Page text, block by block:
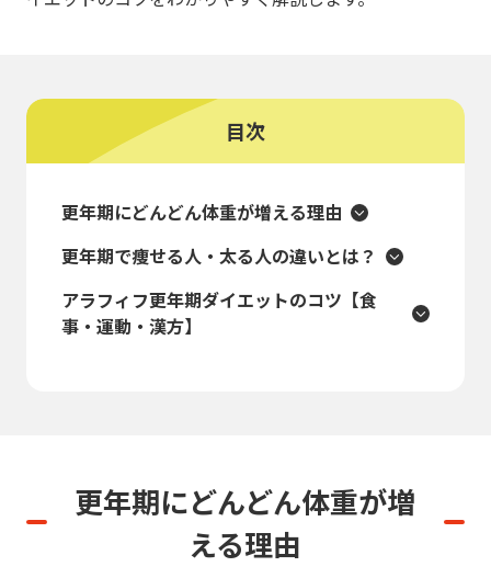
目次
更年期にどんどん体重が増える理由
更年期で痩せる人・太る人の違いとは？
アラフィフ更年期ダイエットのコツ【食
事・運動・漢方】
更年期にどんどん体重が増
える理由